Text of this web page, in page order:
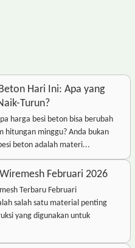
Hari Ini: Apa yang
Turun?
harga besi beton bisa berubah
hitungan minggu? Anda bukan
beton adalah materi...
Februari 2026
Terbaru Februari
salah satu material penting
yang digunakan untuk